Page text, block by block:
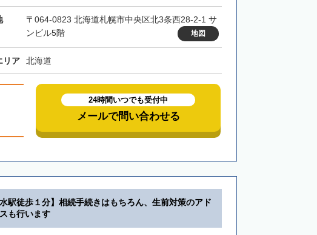
〒064-0823 北海道札幌市中央区北3条西28-2-1 サ
ンビル5階
地図
リア 北海道
24時間いつでも受付中
メールで問い合わせる
水駅徒歩１分】相続手続きはもちろん、生前対策のアド
も行います